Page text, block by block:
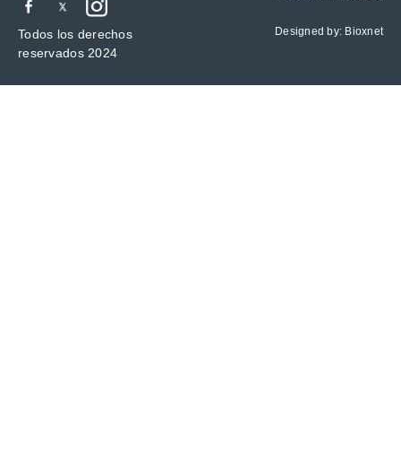
Todos los derechos
reservados 2024
Designed by: Bioxnet